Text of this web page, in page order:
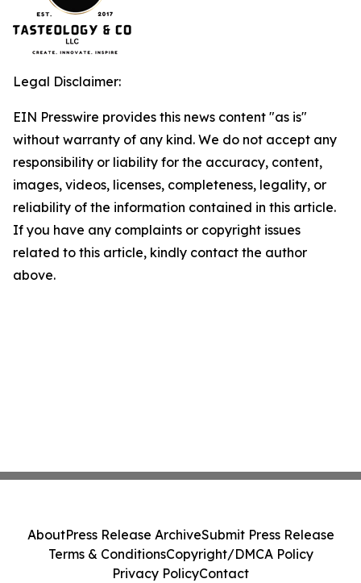
Legal Disclaimer:
EIN Presswire provides this news content "as is"
without warranty of any kind. We do not accept any
responsibility or liability for the accuracy, content,
images, videos, licenses, completeness, legality, or
reliability of the information contained in this article.
If you have any complaints or copyright issues
related to this article, kindly contact the author
above.
AboutPress Release ArchiveSubmit Press Release
Terms & ConditionsCopyright/DMCA Policy
Privacy PolicyContact